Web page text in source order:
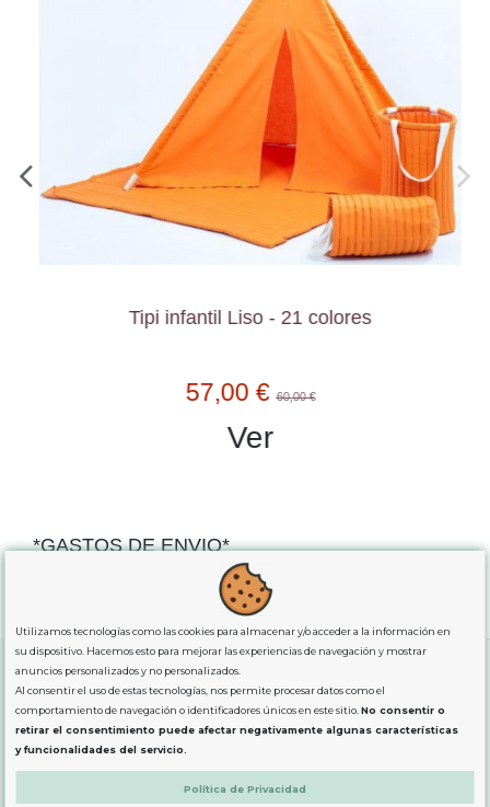
Tipi infantil Liso - 21 colores
57,00 € 60,00 €
Ver
*GASTOS DE ENVIO*
para comprassuperiores a 80€
exclusiva para la peninsula.
SOBRE NOSOTROS
LEGAL
Utilizamos tecnologías como las cookies para almacenar y/o acceder a la información en
su dispositivo. Hacemos esto para mejorar las experiencias de navegación y mostrar
anuncios personalizados y no personalizados.
Al consentir el uso de estas tecnologías, nos permite procesar datos como el
comportamiento de navegación o identificadores únicos en este sitio.No consentir o
retirar el consentimiento puede afectar negativamente algunas características
y funcionalidades del servicio.
Política de Privacidad